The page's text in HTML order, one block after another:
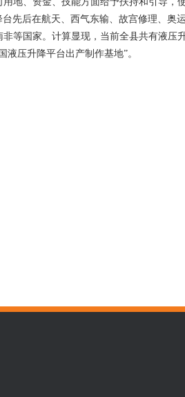
先后在航天、西气东输、故宫修理、奥
等国家。计算显现，当前全县共有液压
液压升降平台出产制作基地”。